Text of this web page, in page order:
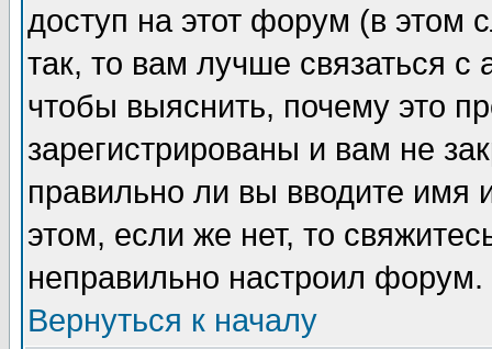
доступ на этот форум (в этом
так, то вам лучше связаться
чтобы выяснить, почему это
зарегистрированы и вам не
правильно ли вы вводите
этом, если же нет, то
неправильно настроил форум.
Вернуться к началу